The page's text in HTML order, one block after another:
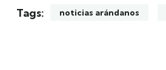
Tags: noticias arándanos